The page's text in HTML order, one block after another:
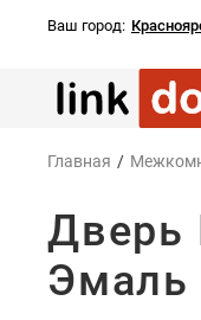
Ваш город:
Главная /
Дверь
Эмаль